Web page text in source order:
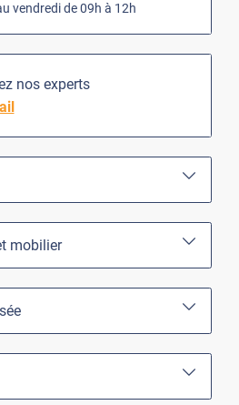
vendredi de 09h à 12h
nos experts
mobilier